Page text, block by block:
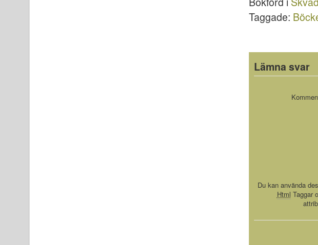
Taggade:
Lämna svar
Du kan använda
Html Taggar